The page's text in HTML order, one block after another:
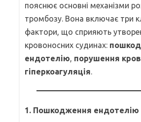
пояснює основні механізми
тромбозу. Вона включає три
фактори, що сприяють
кровоносних судинах:
ендотелію, порушення
гіперкоагуляція.
1. Пошкодження ендотелію